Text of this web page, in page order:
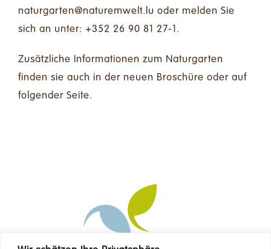
ul.tlewmerutan@netragrutan oder melden Sie
sich an unter: +352 26 90 81 27-1.
Zusätzliche Informationen zum Naturgarten
finden sie auch in der neuen Broschüre oder auf
folgender Seite.